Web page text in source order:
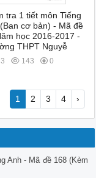
tra 1 tiết môn Tiếng
cơ bản) - Mã đề
học 2016-2017 -
THPT Nguyễ
3 143 0
1 2 3 4 ›
Anh - Mã đề 168 (Kèm